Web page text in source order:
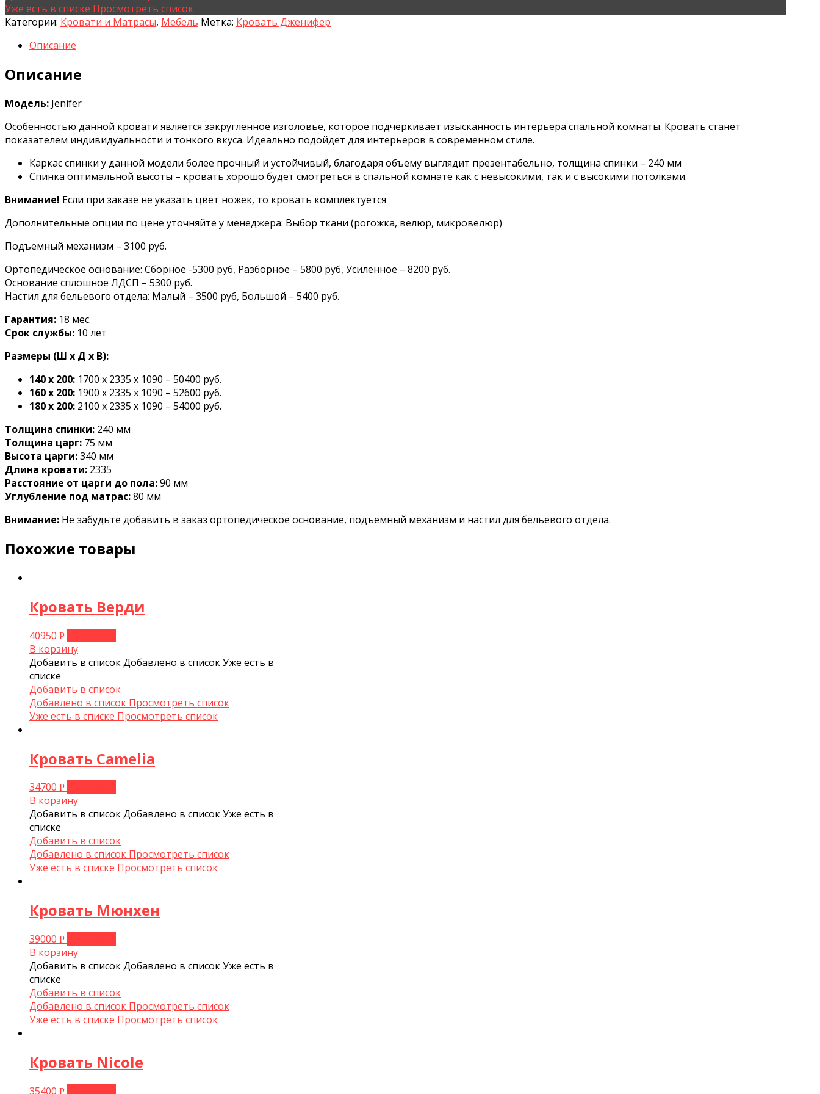
Уже есть в списке Просмотреть список
Категории: Кровати и Матрасы, Мебель Метка: Кровать Дженифер
Описание
Описание
Модель: Jenifer
Особенностью данной кровати является закругленное изголовье, которое подчеркивает изысканность интерьера спальной комнаты. Кровать станет
показателем индивидуальности и тонкого вкуса. Идеально подойдет для интерьеров в современном стиле.
Каркас спинки у данной модели более прочный и устойчивый, благодаря объему выглядит презентабельно, толщина спинки – 240 мм
Cпинка оптимальной высоты – кровать хорошо будет смотреться в спальной комнате как с невысокими, так и с высокими потолками.
Внимание! Если при заказе не указать цвет ножек, то кровать комплектуется
Дополнительные опции по цене уточняйте у менеджера: Выбор ткани (рогожка, велюр, микровелюр)
Подъемный механизм – 3100 руб.
Ортопедическое основание: Сборное -5300 руб, Разборное – 5800 руб, Усиленное – 8200 руб.
Основание сплошное ЛДСП – 5300 руб.
Настил для бельевого отдела: Малый – 3500 руб, Большой – 5400 руб.
Гарантия: 18 мес.
Срок службы: 10 лет
Размеры (Ш х Д х В):
140 х 200: 1700 x 2335 x 1090 – 50400 руб.
160 x 200: 1900 x 2335 x 1090 – 52600 руб.
180 x 200: 2100 x 2335 x 1090 – 54000 руб.
Толщина спинки: 240 мм
Толщина царг: 75 мм
Высота царги:340 мм
Длина кровати: 2335
Расстояние от царги до пола:90 мм
Углубление под матрас:80 мм
Внимание: Не забудьте добавить в заказ ортопедическое основание, подъемный механизм и настил для бельевого отдела.
Похожие товары
Кровать Верди
40950 Р
В корзину
Добавить в списокДобавлено в списокУже есть в
списке
Добавить в список
Добавлено в список Просмотреть список
Уже есть в списке Просмотреть список
Кровать Camelia
34700 Р
В корзину
Добавить в списокДобавлено в списокУже есть в
списке
Добавить в список
Добавлено в список Просмотреть список
Уже есть в списке Просмотреть список
Кровать Мюнхен
39000 Р
В корзину
Добавить в списокДобавлено в списокУже есть в
списке
Добавить в список
Добавлено в список Просмотреть список
Уже есть в списке Просмотреть список
Кровать Nicole
35400 Р